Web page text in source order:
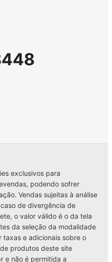
exclusivos para
podendo sofrer
Vendas sujeitas à análise
de divergência de
o valor válido é o da tela
da seleção da modalidade
e adicionais sobre o
produtos deste site
e não é permitida a